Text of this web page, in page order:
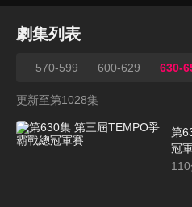
劇集列表
570-599 600-629 630-
更新至第1028集
第
冠
110